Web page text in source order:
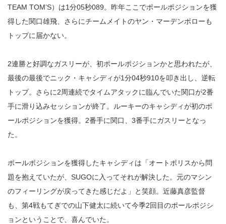
TEAM TOM’S）は1分05秒089。昨年ここでポールポジションを獲
得した関口雄飛、さらにチームメイトのヤン・マーデンボローも
トップに届かない。
2連勝と好調なガスリーが、初ポールポジションかと思われたが、
最後の最後でニック・キャシディが1分04秒910を叩き出し、逆転
トップ。さらに2周連続でタイムアタックに臨んでいた関口が2番
手に滑り込みセッションが終了。ルーキーのキャシディが初のポ
ールポジションを獲得。2番手に関口、3番手にガスリーとなっ
た。
ポールポジションを獲得したキャシディは「オートポリスから問
題を抱えていたが、SUGOに入ってそれが解決した。元のマシン
のフィーリングが戻ってきた感じだよ」と笑顔。近藤真彦監督
も、第4戦もてぎでの山下健太に続いて今季2回目のポールポジシ
ョンということで、喜んでいた。